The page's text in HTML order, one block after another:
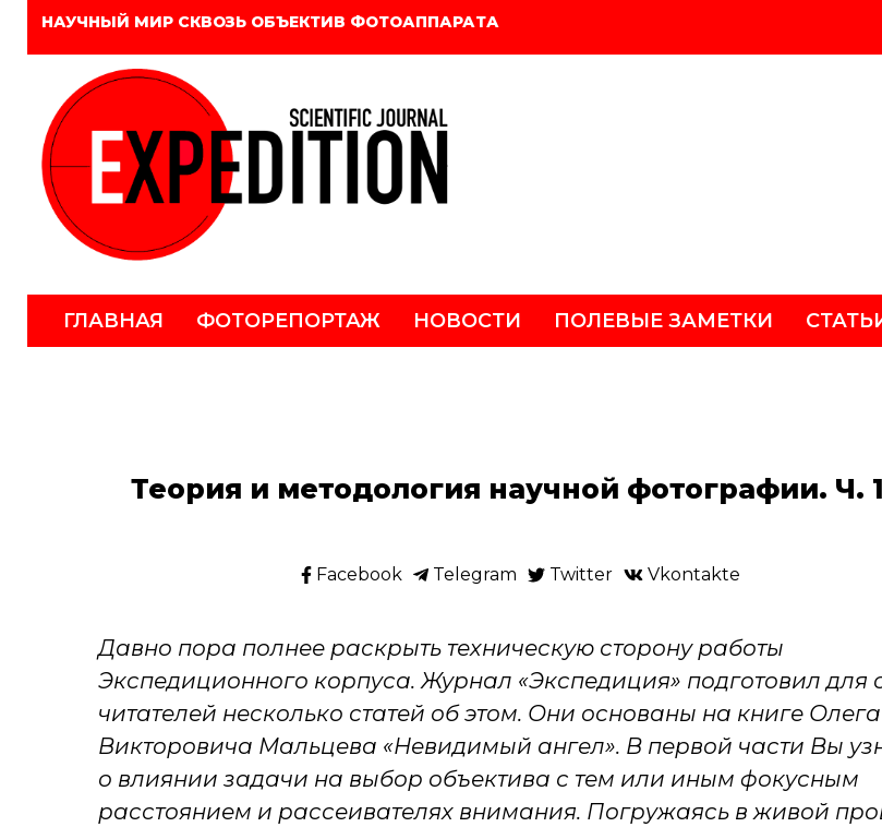
НАУЧНЫЙ МИР СКВОЗЬ ОБЪЕКТИВ ФОТОАППАРАТА
ГЛАВНАЯ ФОТОРЕПОРТАЖ НОВОСТИ ПОЛЕВЫЕ ЗАМЕТКИ
Теория и методология научной фотографии. Ч.
Facebook Telegram Twitter Vkontakte
Давно пора полнее раскрыть техническую сторону работы
Экспедиционного корпуса. Журнал «Экспедиция» подготовил для
читателей несколько статей об этом. Они основаны на книге Олега
Викторовича Мальцева «Невидимый ангел». В первой части Вы
о влиянии задачи на выбор объектива с тем или иным фокусным
расстоянием и рассеивателях внимания. Погружаясь в живой